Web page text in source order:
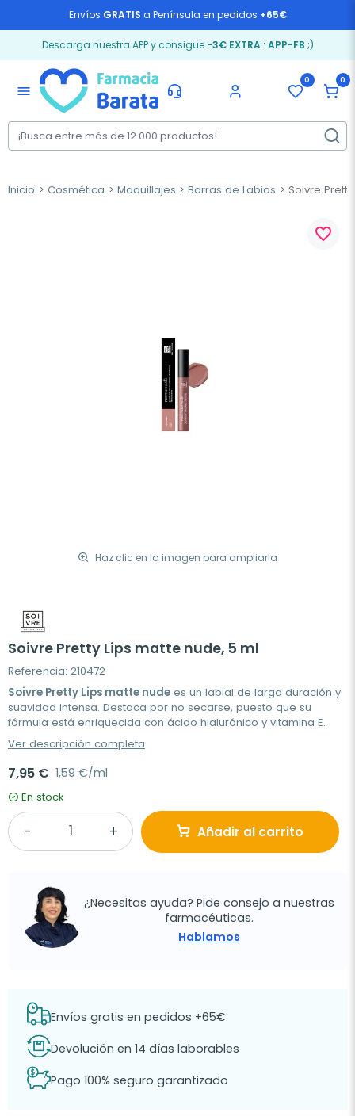
Envíos GRATIS a Península en pedidos +65€
Descarga nuestra APP y consigue -3€ EXTRA: APP-FB ;)
menu
0 0
Inicio Cosmética Maquillajes Barras de Labios Soivre
Haz clic en la imagen para ampliarla
favorite_border
Soivre Pretty Lips matte nude, 5 ml
Referencia: 210472
Soivre Pretty Lips matte nude es un labial de larga duración y
suavidad intensa. Destaca por no secarse, puesto que su
fórmula está enriquecida con ácido hialurónico y vitamina E.
Ver descripción completa
7,95 € 1,59 €/ml
En stock
Añadir al carrito
¿Necesitas ayuda? Pide consejo a nuestras
farmacéuticas.
Hablamos
Envíos gratis en pedidos +65€
Devolución en 14 días laborables
Pago 100% seguro garantizado